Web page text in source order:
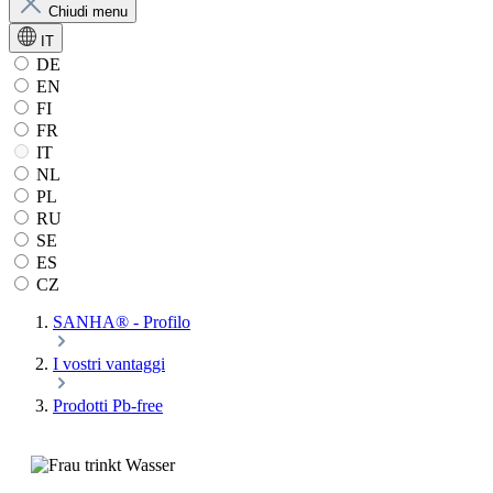
Chiudi menu
IT
DE
EN
FI
FR
IT
NL
PL
RU
SE
ES
CZ
SANHA® - Profilo
I vostri vantaggi
Prodotti Pb-free